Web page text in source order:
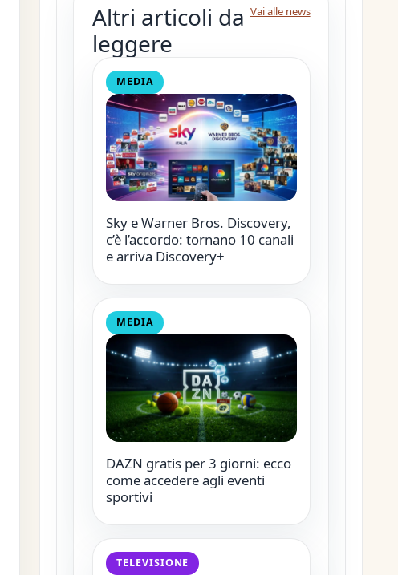
Altri articoli da
leggere
Vai alle news
MEDIA
Sky e Warner Bros. Discovery,
c’è l’accordo: tornano 10 canali
e arriva Discovery+
MEDIA
DAZN gratis per 3 giorni: ecco
come accedere agli eventi
sportivi
TELEVISIONE